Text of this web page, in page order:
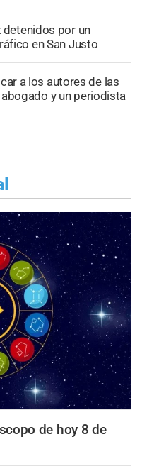
detenidos por un
en San Justo
a los autores de las
y un periodista
de hoy 8 de